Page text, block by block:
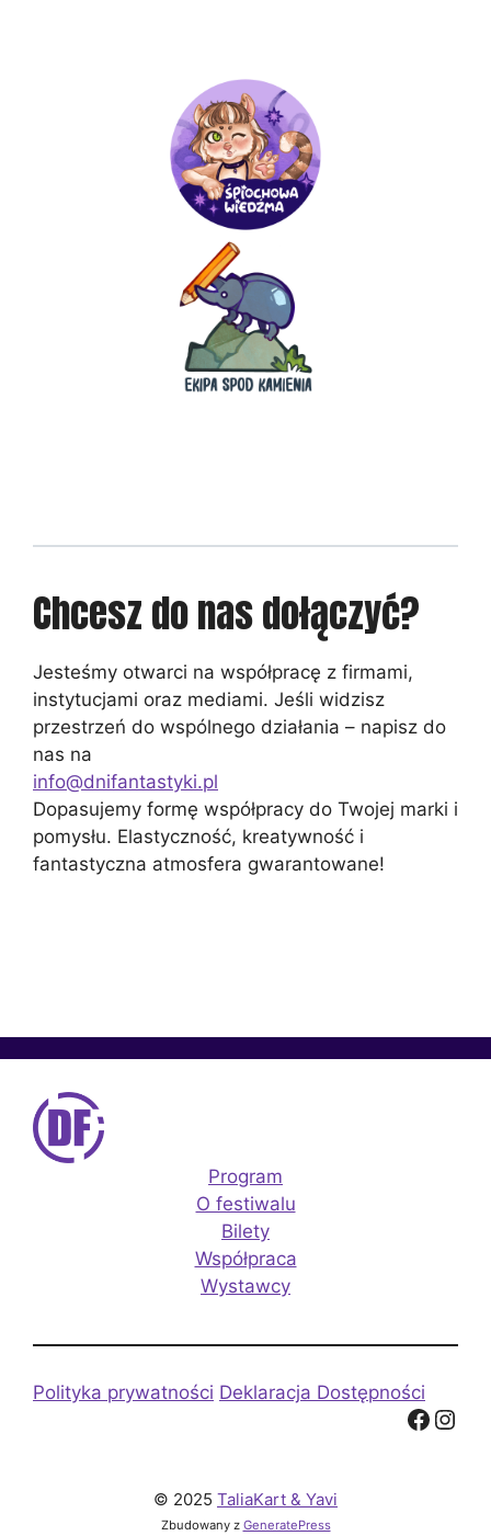
Chcesz do nas dołączyć?
Jesteśmy otwarci na współpracę z firmami,
instytucjami oraz mediami. Jeśli widzisz
przestrzeń do wspólnego działania – napisz do
nas na
info@dnifantastyki.pl
Dopasujemy formę współpracy do Twojej marki i
pomysłu. Elastyczność, kreatywność i
fantastyczna atmosfera gwarantowane!
Program
O festiwalu
Bilety
Współpraca
Wystawcy
Polityka prywatności Deklaracja Dostępności
Facebook Instagram
© 2025 TaliaKart & Yavi
Zbudowany z GeneratePress